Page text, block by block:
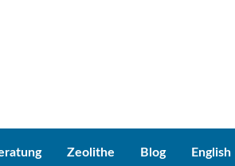
Zeolithe Blog English